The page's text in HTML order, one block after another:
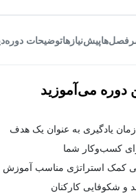
پیش‌نیاز‌هاتوضیحات دوره
دوره می‌آموزید
یادگیری به عنوان یک هدف
کسب‌وکار شما
کمک استراتژی مناسب آموزش
و شکوفایی کارکنان